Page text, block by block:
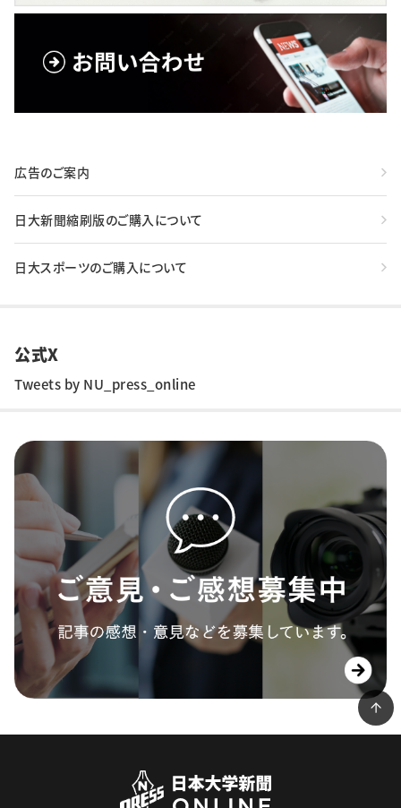
広告のご案内
日大新聞縮刷版のご購入について
日大スポーツのご購入について
公式X
Tweets by NU_press_online